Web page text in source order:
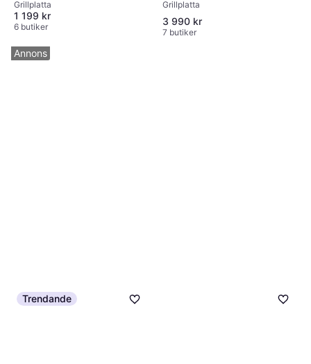
Grillplatta
1 199 kr
6 butiker
Grillplatta
3 990 kr
7 butiker
Trendande
Annons